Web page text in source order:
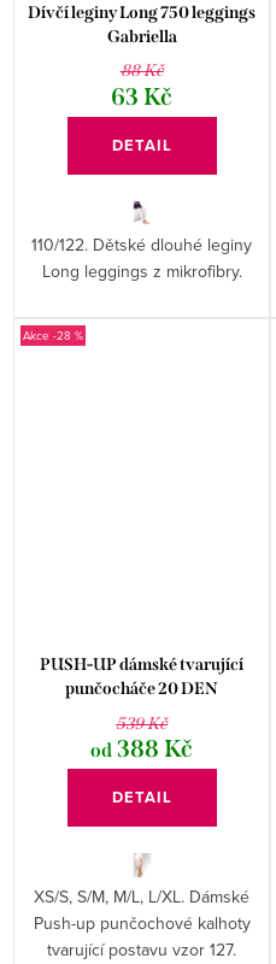
Dívčí leginy Long 750 leggings
Gabriella
88 Kč
63 Kč
DETAIL
110/122. Dětské dlouhé leginy
Long leggings z mikrofibry.
-28 %
PUSH-UP dámské tvarující
punčocháče 20 DEN
GABRIELLA
539 Kč
od 388 Kč
DETAIL
XS/S, S/M, M/L, L/XL. Dámské
Push-up punčochové kalhoty
tvarující postavu vzor 127.